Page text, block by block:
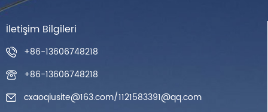
İletişim Bilgileri
+86-13606748218
+86-13606748218
cxaoqiusite@163.com/1121583391@qq.com